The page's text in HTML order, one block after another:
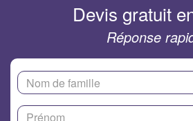
Devis gratuit
Réponse